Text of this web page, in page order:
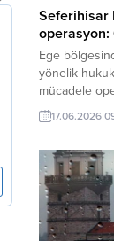
yolunu tutan
sınav yerine
öğrenci
Seferihisar
operasyon:
Ege
yönelik
mücadele
devam
Seferihisar
İzmir
yolsuzluk ve
kapsamında
17.06.2026